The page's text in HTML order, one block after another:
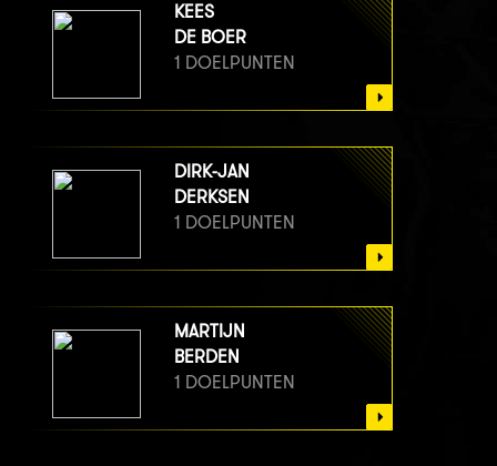
KEES
DE BOER
1 DOELPUNTEN
DIRK-JAN
DERKSEN
1 DOELPUNTEN
MARTIJN
BERDEN
1 DOELPUNTEN